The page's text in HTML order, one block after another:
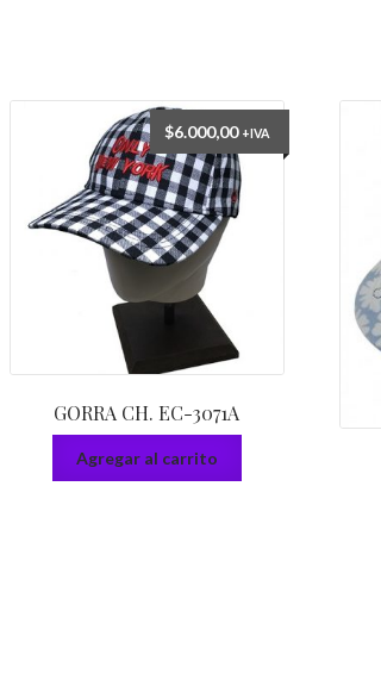
GORRA CH. EC-3071A
$6.000,00 +IVA
Agregar al carrito